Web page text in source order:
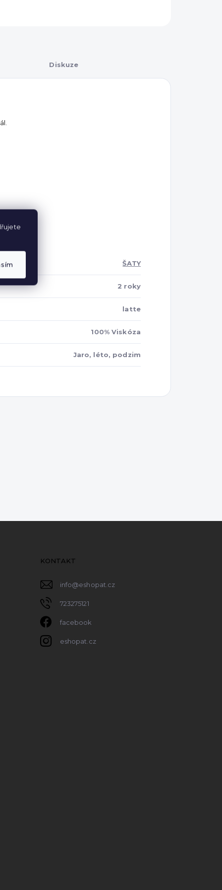
Diskuze
ŠATY
2 roky
latte
100% Viskóza
Jaro, léto, podzim
KONTAKT
info@eshopat.cz
723275121
facebook
eshopat.cz